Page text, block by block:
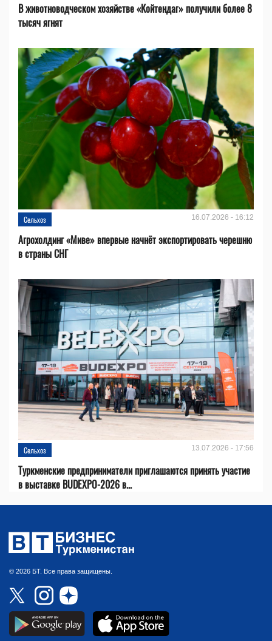
В животноводческом хозяйстве «Койтендаг» получили более 8
тысяч ягнят
Сельхоз 16.07.2026 - 16:12
Агрохолдинг «Миве» впервые начнёт экспортировать черешню
в страны СНГ
Сельхоз 13.07.2026 - 17:56
Туркменские предприниматели приглашаются принять участие
в выставке BUDEXPO-2026 в...
© 2026 БТ. Все права защищены.